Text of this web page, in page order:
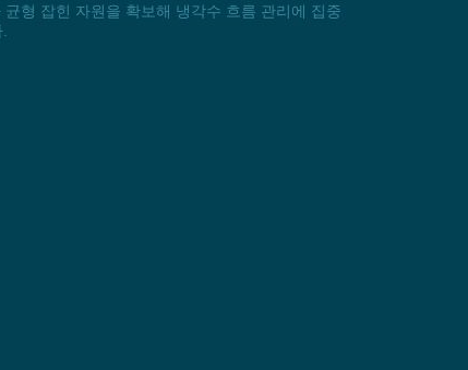
형 잡힌 자원을 확보해 냉각수 흐름 관리에 집중